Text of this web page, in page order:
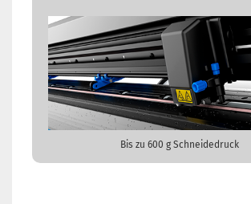
Bis zu 600 g Schneidedruck